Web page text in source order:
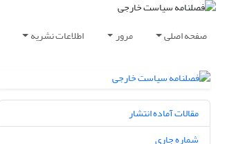
صفحه اصلی مرور اطلاعات نشریه
مقالات آماده انتشار
شماره جاری